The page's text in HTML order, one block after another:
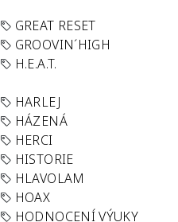
GREAT RESET
GROOVIN´HIGH
H.E.A.T.
HARLEJ
HÁZENÁ
HERCI
HISTORIE
HLAVOLAM
HOAX
HODNOCENÍ VÝUKY